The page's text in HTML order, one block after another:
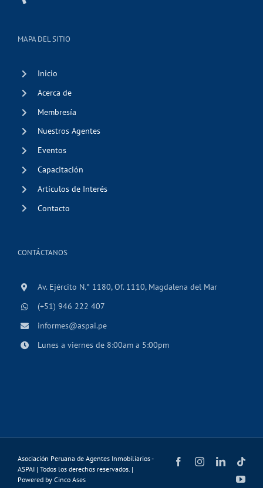
MAPA DEL SITIO
Inicio
Acerca de
Membresía
Nuestros Agentes
Eventos
Capacitación
Artículos de Interés
Contacto
CONTÁCTANOS
Av. Ejército N.° 1180, Of. 1110, Magdalena del Mar
(+51) 946 222 407
informes@aspai.pe
Lunes a viernes de 8:00am a 5:00pm
Asociación Peruana de Agentes Inmobiliarios -
ASPAI | Todos los derechos reservados. |
Powered by Cinco Ases
FacebookInstagramLinkedIn